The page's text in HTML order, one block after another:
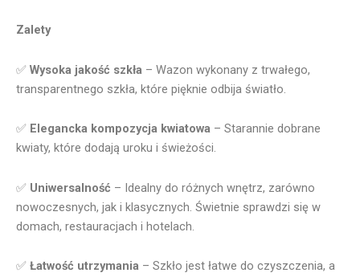
Zalety
✅ Wysoka jakość szkła – Wazon wykonany z trwałego,
transparentnego szkła, które pięknie odbija światło.
✅ Elegancka kompozycja kwiatowa – Starannie dobrane
kwiaty, które dodają uroku i świeżości.
✅ Uniwersalność – Idealny do różnych wnętrz, zarówno
nowoczesnych, jak i klasycznych. Świetnie sprawdzi się w
domach, restauracjach i hotelach.
✅ Łatwość utrzymania – Szkło jest łatwe do czyszczenia, a